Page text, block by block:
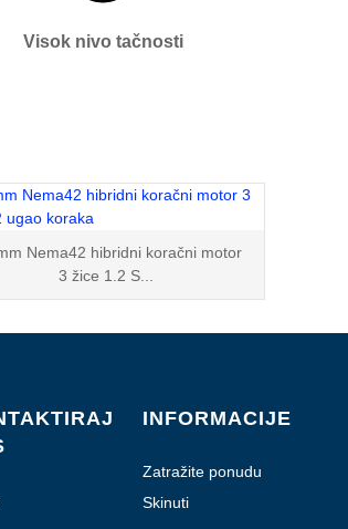
Visok nivo tačnosti
Nema42 hibridni koračni motor
3 žice 1.2 S...
INFORMACIJE
Zatražite ponudu
Skinuti